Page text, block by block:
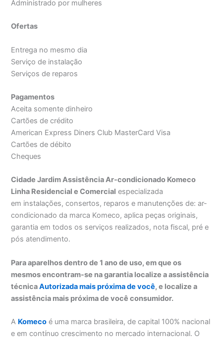
Administrado por mulheres
Ofertas
Entrega no mesmo dia
Serviço de instalação
Serviços de reparos
Pagamentos
Aceita somente dinheiro
Cartões de crédito
American Express Diners Club MasterCard Visa
Cartões de débito
Cheques
Cidade Jardim Assistência Ar-condicionado Komeco
Linha Residencial e Comercial especializada
em instalações, consertos, reparos e manutenções de: ar-
condicionado da marca Komeco, aplica peças originais,
garantia em todos os serviços realizados, nota fiscal, pré e
pós atendimento.
Para aparelhos dentro de 1 ano de uso, em que os
mesmos encontram-se na garantia localize a assistência
técnicaAutorizada mais próxima de você, e localize a
assistência mais próxima de você consumidor.
A Komeco é uma marca brasileira, de capital 100% nacional
e em contínuo crescimento no mercado internacional. O